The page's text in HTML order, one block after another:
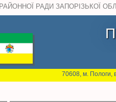
РАДИ ЗАПОРІЗЬКОЇ
70608, м. Пологи,